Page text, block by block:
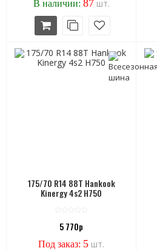
В наличии: 87шт.
175/70 R14 88T Hankook
Kinergy 4s2 H750
5 770р
Под заказ: 5 шт.